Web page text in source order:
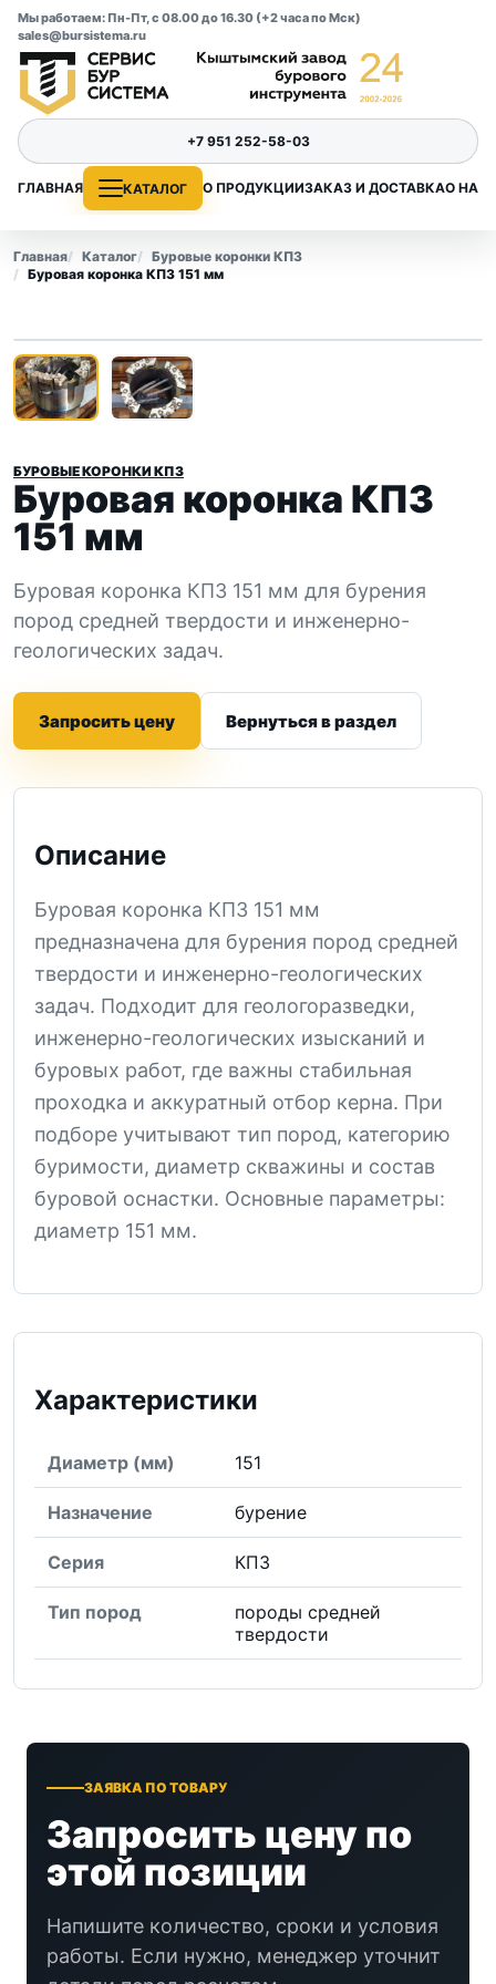
Мы работаем: Пн-Пт, с 08.00 до 16.30 (+2 часа по Мск)
sales@bursistema.ru
ГЛАВНАЯ КАТАЛОГ О ПРОДУКЦИИЗАКАЗ И ДОСТАВКАО НАС
+7 951 252-58-03
Главная Каталог
Буровые коронки КПЗ
Буровая коронка КПЗ 151 мм
‹ ›
БУРОВЫЕ КОРОНКИ КПЗ
Буровая коронка КПЗ
151 мм
Буровая коронка КПЗ 151 мм для бурения
пород средней твердости и инженерно-
геологических задач.
Запросить цену Вернуться в раздел
Описание
Буровая коронка КПЗ 151 мм
предназначена для бурения пород средней
твердости и инженерно-геологических
задач. Подходит для геологоразведки,
инженерно-геологических изысканий и
буровых работ, где важны стабильная
проходка и аккуратный отбор керна. При
подборе учитывают тип пород, категорию
буримости, диаметр скважины и состав
буровой оснастки. Основные параметры:
диаметр 151 мм.
Характеристики
Диаметр (мм) 151
Назначение бурение
Серия КПЗ
Тип пород
породы средней
твердости
ЗАЯВКА ПО ТОВАРУ
Запросить цену по
этой позиции
Напишите количество, сроки и условия
работы. Если нужно, менеджер уточнит